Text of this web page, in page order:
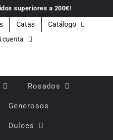
superiores a 200€!
Catas
Catálogo
cuenta
Rosados
Generosos
Dulces